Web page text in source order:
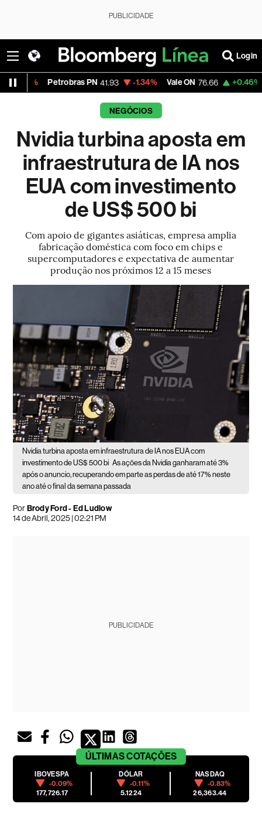
PUBLICIDADE
Login
Petrobras PN 41.93 -1.34% Vale ON 76.66 +0.46% Itaú PN
NEGÓCIOS
Nvidia turbina aposta em
infraestrutura de IA nos
EUA com investimento
de US$ 500 bi
Com apoio de gigantes asiáticas, empresa amplia
fabricação doméstica com foco em chips e
supercomputadores e expectativa de aumentar
produção nos próximos 12 a 15 meses
Nvidia turbina aposta em infraestrutura de IA nos EUA com
investimento de US$ 500 bi As ações da Nvidia ganharam até 3%
após o anuncio, recuperando em parte as perdas de até 17% neste
ano até o final da semana passada
PorBrody Ford - Ed Ludlow
14 de Abril, 2025 | 02:21 PM
PUBLICIDADE
ÚLTIMASCOTAÇÕES
IBOVESPA
-0.09%
177,726.17
DÓLAR
-0.11%
5.1224
NASDAQ
-0.83%
26,363.44